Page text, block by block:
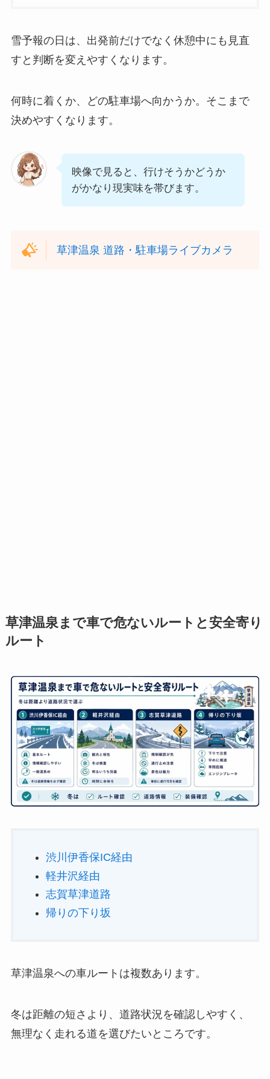
雪予報の日は、出発前だけでなく休憩中にも見直
すと判断を変えやすくなります。
何時に着くか、どの駐車場へ向かうか。そこまで
決めやすくなります。
映像で見ると、行けそうかどうか
がかなり現実味を帯びます。
草津温泉 道路・駐車場ライブカメラ
草津温泉まで車で危ないルートと安全寄り
ルート
渋川伊香保IC経由
軽井沢経由
志賀草津道路
帰りの下り坂
草津温泉への車ルートは複数あります。
冬は距離の短さより、道路状況を確認しやすく、
無理なく走れる道を選びたいところです。